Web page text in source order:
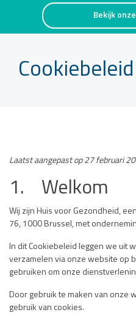
Bekijk
Cookiebeleid
Laatst aangepast op 27 februari
1. Welkom
Wij zijn Huis voor Gezondheid,
76, 1000 Brussel, met
In dit Cookiebeleid leggen we uit
verzamelen via onze website op
gebruiken om onze
Door gebruik te maken van onze
gebruik van cookies.